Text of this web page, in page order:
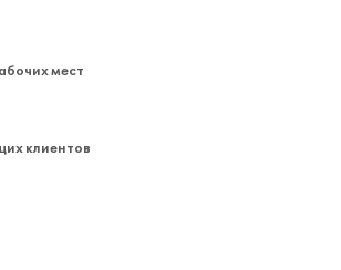
мест
клиентов